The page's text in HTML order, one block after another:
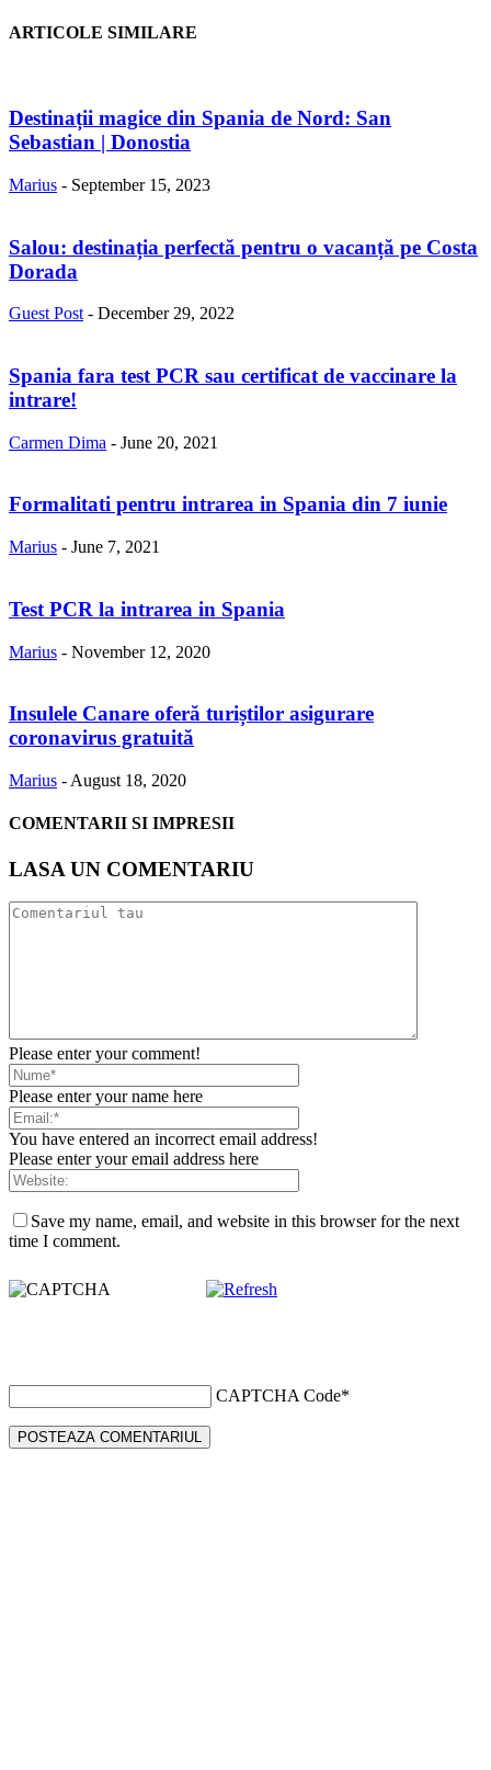
ARTICOLE SIMILARE
Destinații magice din Spania de Nord: San
Sebastian | Donostia
Marius - September 15, 2023
Salou: destinația perfectă pentru o vacanță pe Costa
Dorada
Guest Post - December 29, 2022
Spania fara test PCR sau certificat de vaccinare la
intrare!
Carmen Dima - June 20, 2021
Formalitati pentru intrarea in Spania din 7 iunie
Marius - June 7, 2021
Test PCR la intrarea in Spania
Marius - November 12, 2020
Insulele Canare oferă turiștilor asigurare
coronavirus gratuită
Marius - August 18, 2020
COMENTARII SI IMPRESII
LASA UN COMENTARIU
Please enter your comment!
Please enter your name here
You have entered an incorrect email address!
Please enter your email address here
Save my name, email, and website in this browser for the next
time I comment.
CAPTCHA Code*